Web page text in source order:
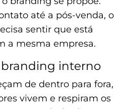
até a pós-venda, o
sentir que está
a mesma empresa.
branding interno
de dentro para fora,
vivem e respiram os